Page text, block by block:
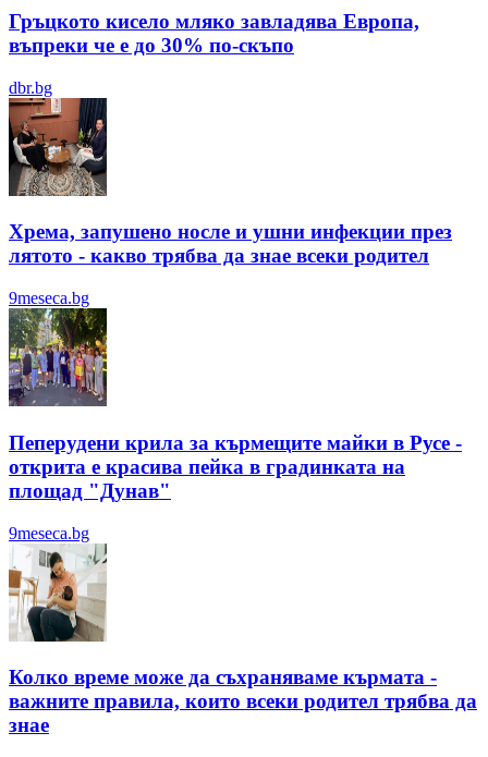
Гръцкото кисело мляко завладява Европа,
въпреки че е до 30% по-скъпо
dbr.bg
Хрема, запушено носле и ушни инфекции през
лятотo - какво трябва да знае всеки родител
9meseca.bg
Пеперудени крила за кърмещите майки в Русе -
открита е красива пейка в градинката на
площад "Дунав"
9meseca.bg
Колко време може да съхраняваме кърмата -
важните правила, които всеки родител трябва да
знае